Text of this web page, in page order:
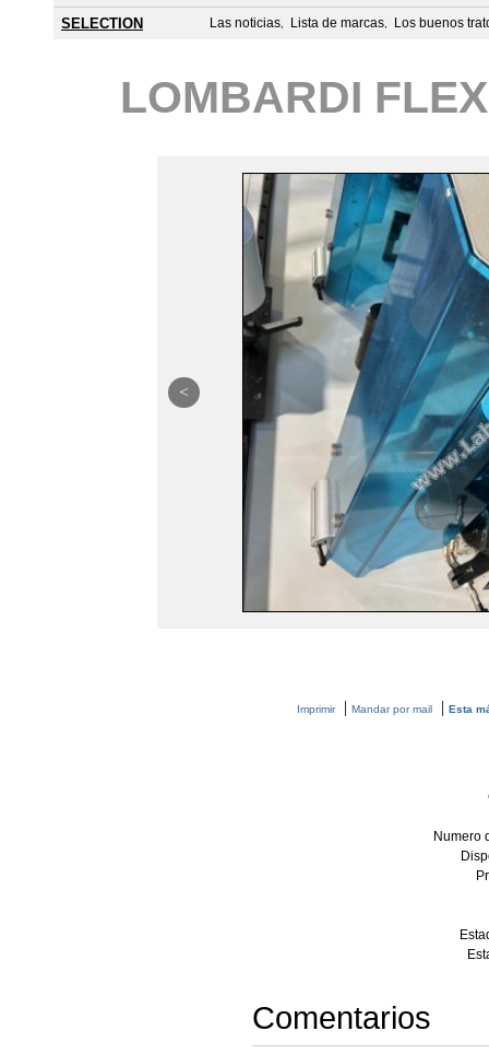
SELECTION
Las noticias Lista de marcas Los buenos
LOMBARDI
Imprimir| Mandar por mail| Esta
Numero
Comentarios